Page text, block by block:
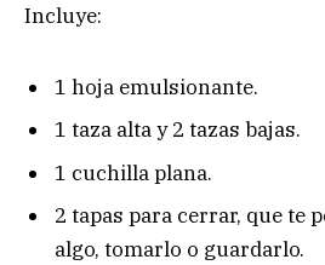
Incluye:
1 hoja emulsionante.
1 taza alta y 2 tazas bajas.
1 cuchilla plana.
2 tapas para cerrar, que te
algo, tomarlo o guardarlo.